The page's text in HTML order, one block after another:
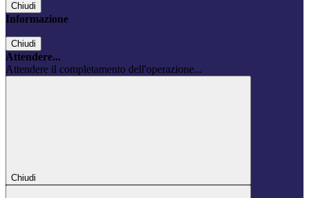
Chiudi
Informazione
Chiudi
Attendere...
Attendere il completamento dell'operazione...
Chiudi